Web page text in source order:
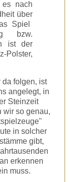
nach
über
Spiel
bzw.
ist der
Polster,
da folgen, ist
angelegt, in
Steinzeit
wir so genau,
in solcher
gibt,
erkennen
muss.